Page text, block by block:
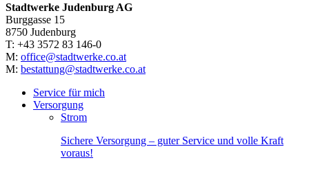
Stadtwerke Judenburg AG
Burggasse 15
8750 Judenburg
T: +43 3572 83 146-0
M: office@stadtwerke.co.at
M: bestattung@stadtwerke.co.at
Service für mich
Versorgung
Strom
Sichere Versorgung – guter Service und volle Kraft
voraus!